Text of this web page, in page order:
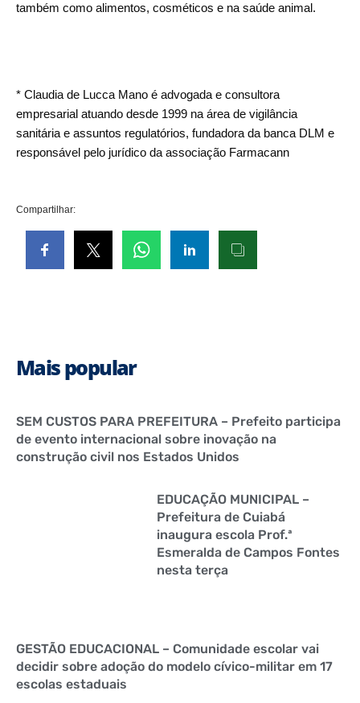
também como alimentos, cosméticos e na saúde animal.
* Claudia de Lucca Mano é advogada e consultora
empresarial atuando desde 1999 na área de vigilância
sanitária e assuntos regulatórios, fundadora da banca DLM e
responsável pelo jurídico da associação Farmacann
Compartilhar:
Mais popular
SEM CUSTOS PARA PREFEITURA – Prefeito participa
de evento internacional sobre inovação na
construção civil nos Estados Unidos
EDUCAÇÃO MUNICIPAL –
Prefeitura de Cuiabá
inaugura escola Prof.ª
Esmeralda de Campos Fontes
nesta terça
GESTÃO EDUCACIONAL – Comunidade escolar vai
decidir sobre adoção do modelo cívico-militar em 17
escolas estaduais